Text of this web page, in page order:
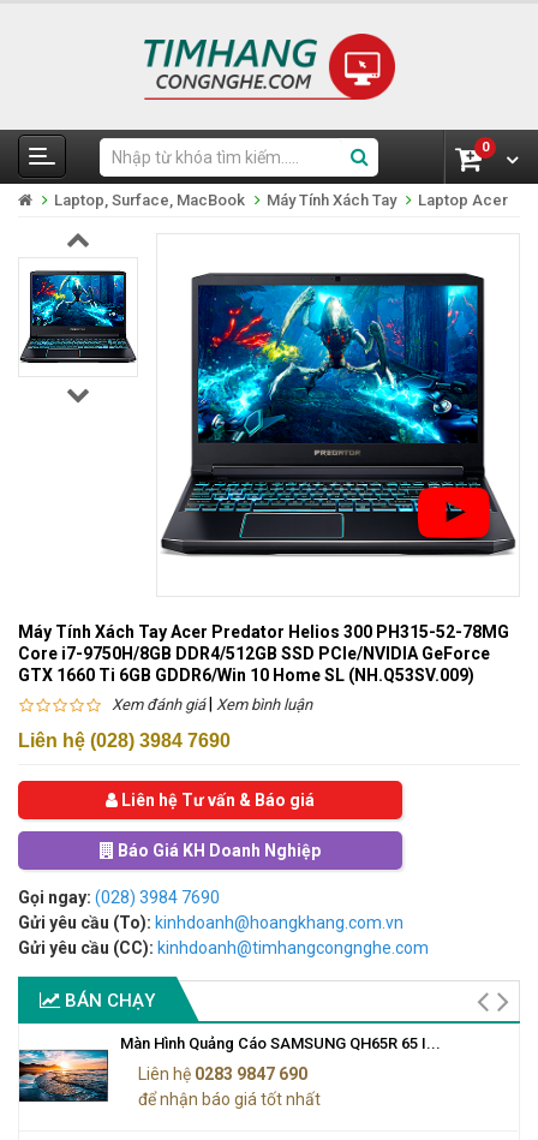
0
Laptop, Surface, MacBook Máy Tính Xách Tay Laptop Acer
Máy Tính Xách Tay Acer Predator Helios 300 PH315-52-78MG
Core i7-9750H/8GB DDR4/512GB SSD PCIe/NVIDIA GeForce
GTX 1660 Ti 6GB GDDR6/Win 10 Home SL (NH.Q53SV.009)
Xem đánh giá| Xem bình luận
Liên hệ (028) 3984 7690
Liên hệ Tư vấn & Báo giá
Báo Giá KH Doanh Nghiệp
Gọi ngay: (028) 3984 7690
Gửi yêu cầu (To): kinhdoanh@hoangkhang.com.vn
Gửi yêu cầu (CC): kinhdoanh@timhangcongnghe.com
BÁN CHẠY
Màn Hình Quảng Cáo SAMSUNG QH65R 65 I...
Liên hệ 0283 9847 690
để nhận báo giá tốt nhất